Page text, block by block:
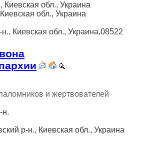
обл., Украина
обл., Украина
Киевская обл., Украина,08522
и жертвователей
н.
р-н., Киевская обл., Украина